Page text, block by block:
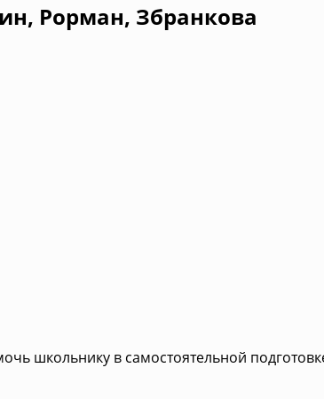
Рорман, Збранкова
школьнику в самостоятельной